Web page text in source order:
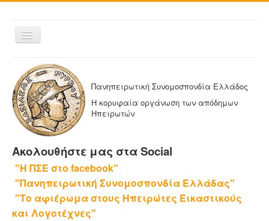
Εναλλαγή
πλοήγησης
ΑΡΧΙΚΗ
Η ΠΑΝΗΠΕΙΡΩΤΙΚΗ
ΔΕΛΤΙΑ ΤΥΠΟΥ
ΑΔΕΛΦΟΤΗΤΕΣ-ΟΜΟΣΠΟΝΔΙΕΣ
Η ΕΦΗΜΕΡΙΔΑ ΜΑΣ
ΕΦΗΜΕΡΙΔΕΣ ΑΔΕΛΦΟΤΗΤΩΝ
ΕΠΙΚΟΙΝΩΝΙΑ
Πανηπειρωτική Συνομοσπονδία Ελλάδος
Η κορυφαία οργάνωση των απόδημων
Ηπειρωτών
Ακολουθήστε μας στα Social
"Η ΠΣΕ στο facebook"
"Πανηπειρωτική Συνομοσπονδία Ελλάδας"
"Το αφιέρωμα στους Ηπειρώτες Εικαστικούς
και Λογοτέχνες"